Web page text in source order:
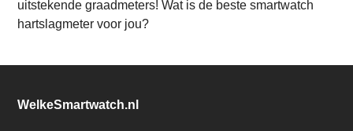
uitstekende graadmeters! Wat is de beste smartwatch
hartslagmeter voor jou?
WelkeSmartwatch.nl